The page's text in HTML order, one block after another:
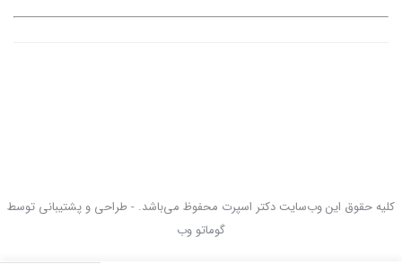
کلیه حقوق این وب‌سایت دکتر اسپرت محفوظ می‌باشد. - طراحی و پشتیبانی توسط
گوماتو وب